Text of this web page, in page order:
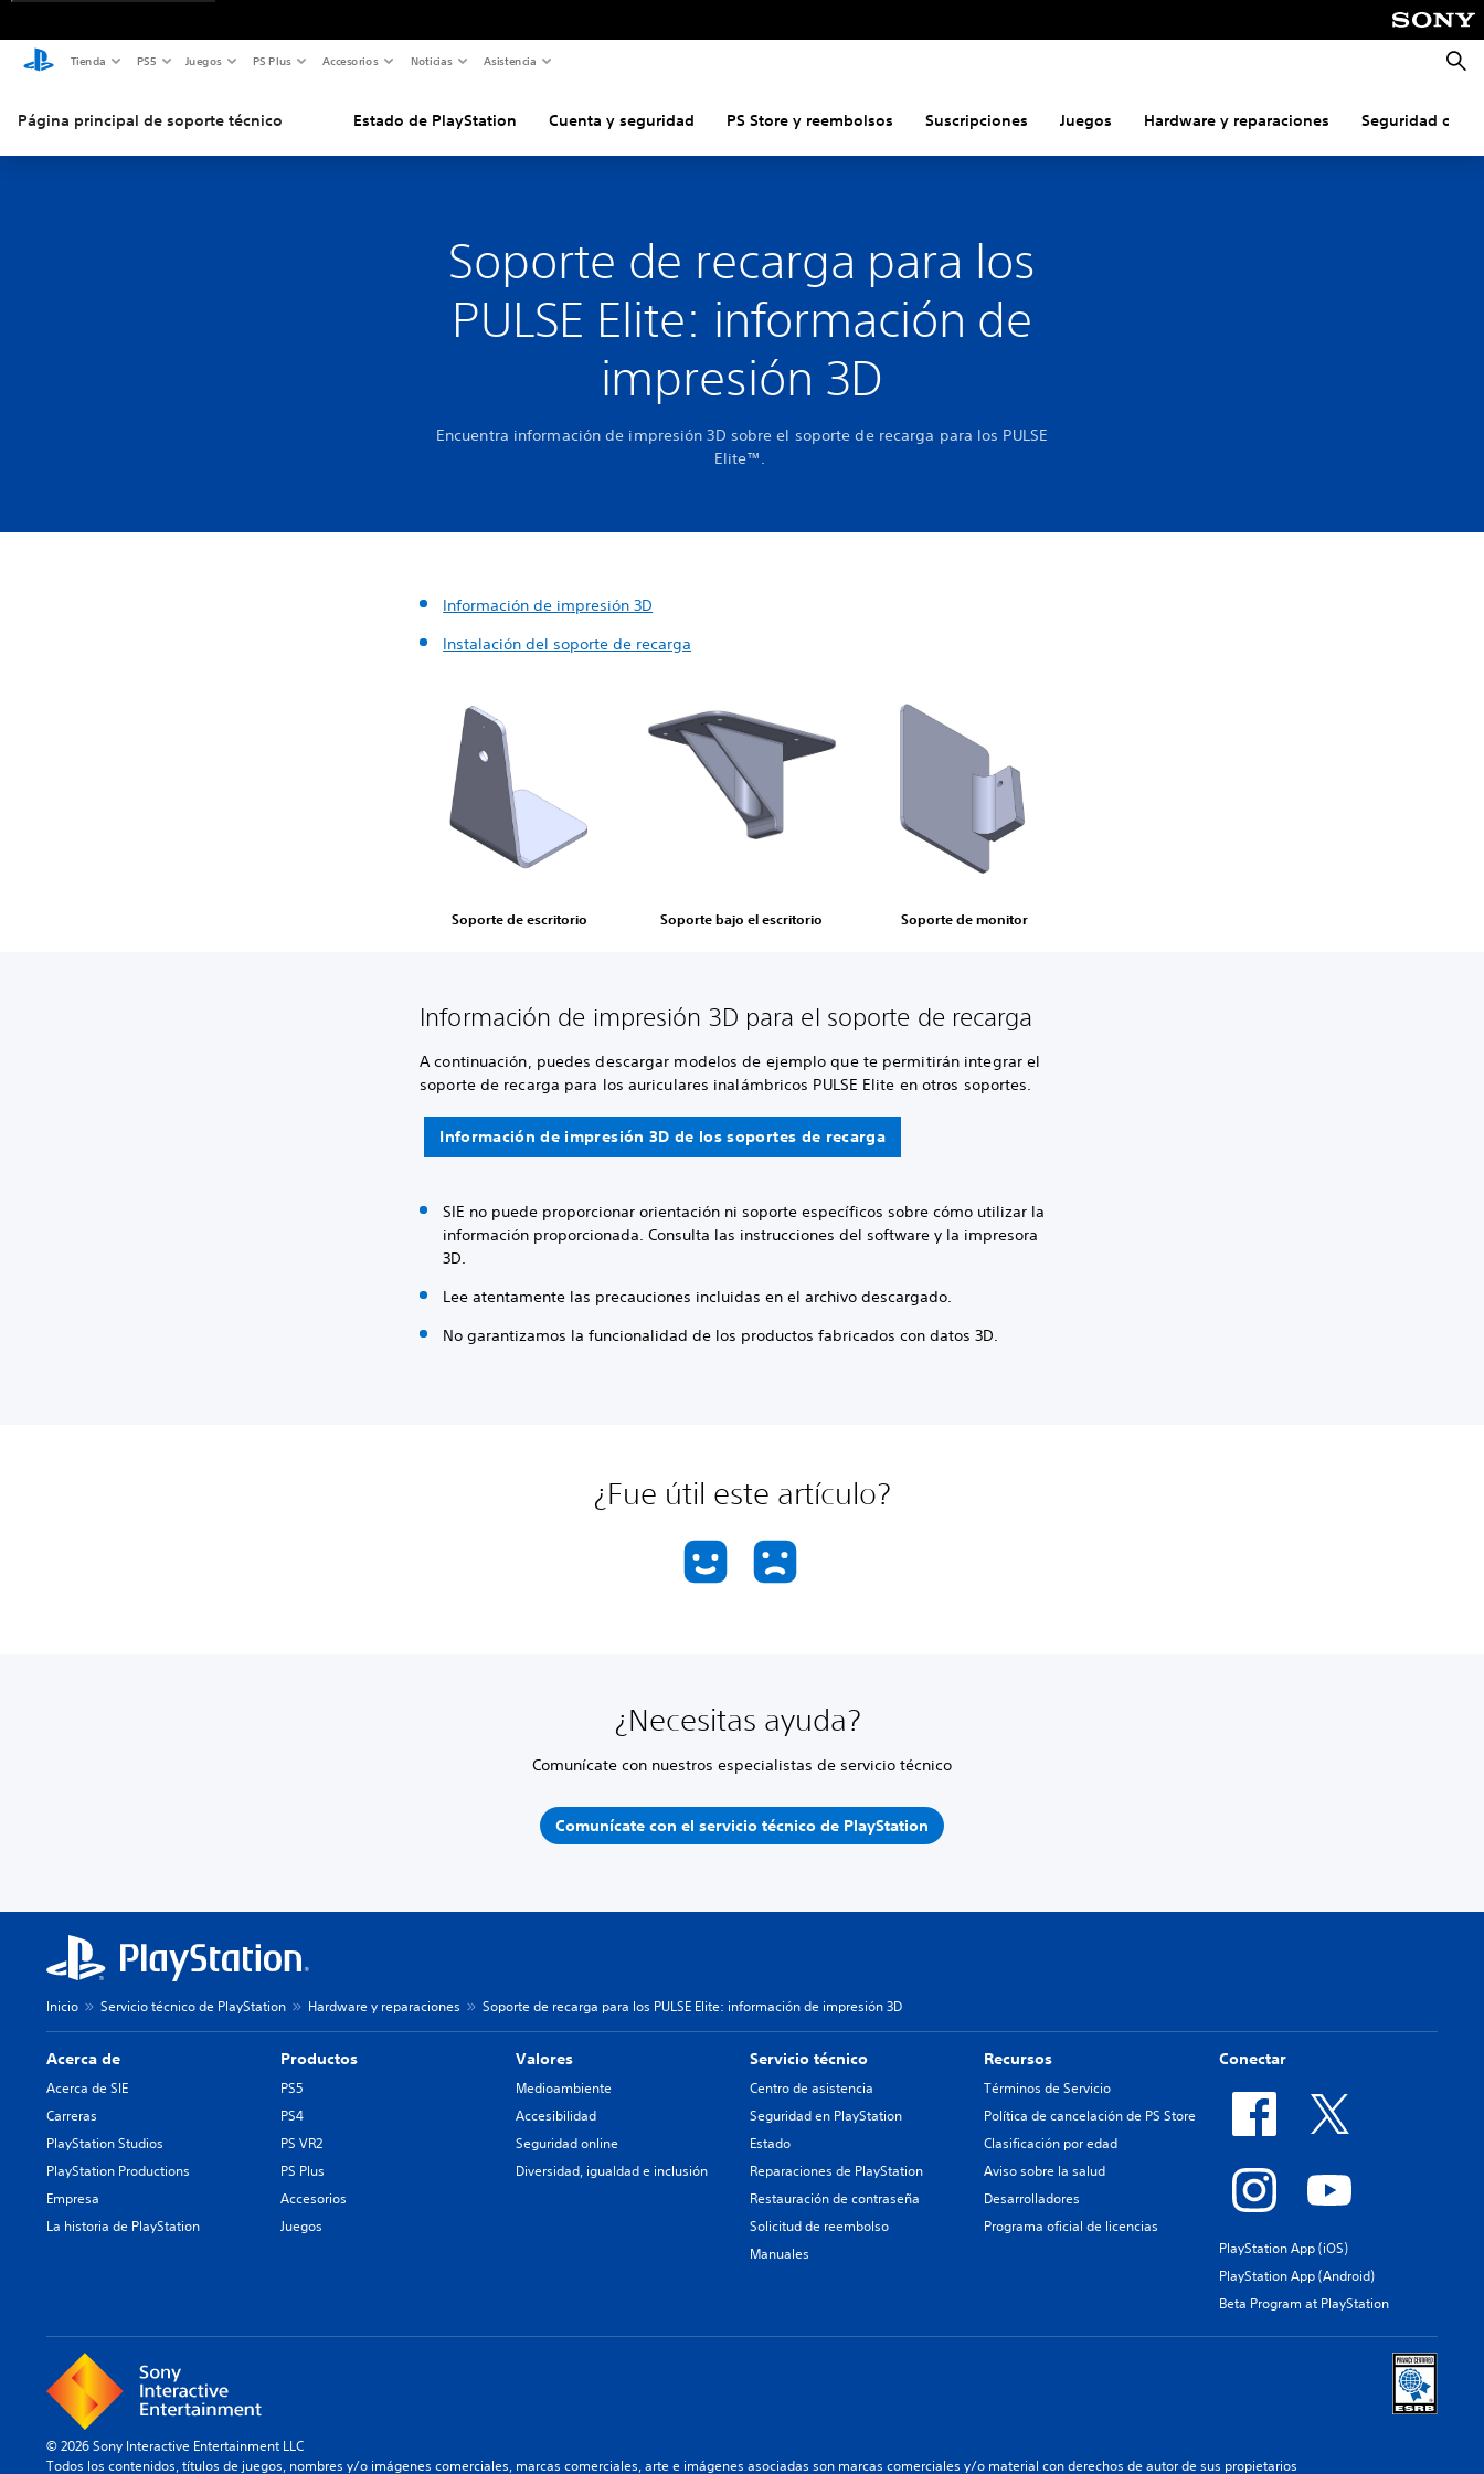
Tienda PS5 Juegos PS Plus Accesorios Noticias Asistencia
Página principal de soporte técnico Estado de PlayStation Cuenta y seguridad PS Store y reembolsos Suscripciones Juegos Hardware y reparaciones Seguridad
Soporte de recarga para los
PULSE Elite: información de
impresión 3D
Encuentra información de impresión 3D sobre el soporte de recarga para los PULSE
Elite™.
Información de impresión 3D
Instalación del soporte de recarga
Soporte de escritorio Soporte bajo el escritorio Soporte de monitor
Información de impresión 3D para el soporte de recarga
A continuación, puedes descargar modelos de ejemplo que te permitirán integrar el
soporte de recarga para los auriculares inalámbricos PULSE Elite en otros soportes.
Información de impresión 3D de los soportes de recarga
SIE no puede proporcionar orientación ni soporte específicos sobre cómo utilizar la
información proporcionada. Consulta las instrucciones del software y la impresora
3D.
Lee atentamente las precauciones incluidas en el archivo descargado.
No garantizamos la funcionalidad de los productos fabricados con datos 3D.
¿Fue útil este artículo?
¿Necesitas ayuda?
Comunícate con nuestros especialistas de servicio técnico
Comunícate con el servicio técnico de PlayStation
Inicio Servicio técnico de PlayStation Hardware y reparaciones Soporte de recarga para los PULSE Elite: información de impresión 3D
Acerca de
Acerca de SIE
Carreras
PlayStation Studios
PlayStation Productions
Empresa
La historia de PlayStation
Productos
PS5
PS4
PS VR2
PS Plus
Accesorios
Juegos
Valores
Medioambiente
Accesibilidad
Seguridad online
Diversidad, igualdad e inclusión
Servicio técnico
Centro de asistencia
Seguridad en PlayStation
Estado
Reparaciones de PlayStation
Restauración de contraseña
Solicitud de reembolso
Manuales
Recursos
Términos de Servicio
Política de cancelación de PS Store
Clasificación por edad
Aviso sobre la salud
Desarrolladores
Programa oficial de licencias
Conectar
PlayStation App (iOS)
PlayStation App (Android)
Beta Program at PlayStation
© 2026 Sony Interactive Entertainment LLC
Todos los contenidos, títulos de juegos, nombres y/o imágenes comerciales, marcas comerciales, arte e imágenes asociadas son marcas comerciales y/o material con derechos de autor de sus propietarios